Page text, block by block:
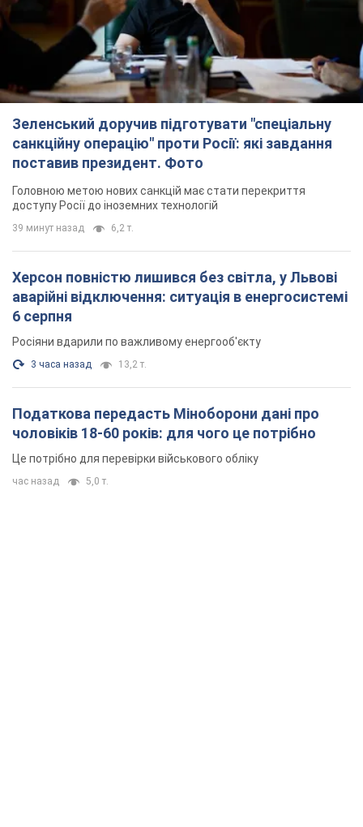
Зеленський доручив підготувати "спеціальну
санкційну операцію" проти Росії: які завдання
поставив президент. Фото
Головною метою нових санкцій має стати перекриття
доступу Росії до іноземних технологій
39 минут назад 6,2 т.
Херсон повністю лишився без світла, у Львові
аварійні відключення: ситуація в енергосистемі
6 серпня
Росіяни вдарили по важливому енергооб'єкту
3 часа назад 13,2 т.
Податкова передасть Міноборони дані про
чоловіків 18-60 років: для чого це потрібно
Це потрібно для перевірки військового обліку
час назад 5,0 т.